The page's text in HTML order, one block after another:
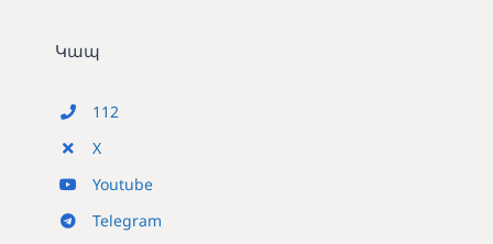
Կապ
112
X
Youtube
Telegram